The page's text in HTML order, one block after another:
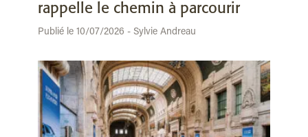
rappelle le chemin à parcourir
Publié le 10/07/2026 - Sylvie Andreau